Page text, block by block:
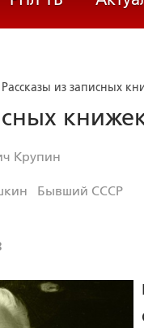
Рассказы из записных
Крупин
Бывший СССР